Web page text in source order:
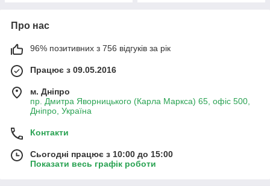
Про нас
96% позитивних з 756 відгуків за рік
Працює з 09.05.2016
м. Дніпро
пр. Дмитра Яворницького (Карла Маркса) 65, офіс 500,
Дніпро, Україна
Контакти
Сьогодні працює з 10:00 до 15:00
Показати весь графік роботи